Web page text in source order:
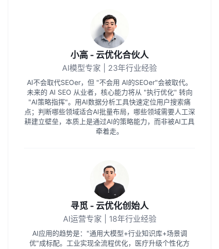
小高 - 云优化合伙人
AI模型专家 | 23年行业经验
AI不会取代SEOer，但 "不会用 AI的SEOer"会被取代。
未来的 AI SEO 从业者，核心能力将从 "执行优化" 转向
"AI策略指挥"。用AI数据分析工具快速定位用户搜索痛
点；判断哪些领域适合AI批量布局，哪些领域需要人工深
耕建立壁垒，本质上是通过AI的策略能力，而非被AI工具
牵着走。
寻觅 - 云优化创始人
AI运营专家 | 18年行业经验
AI应用的趋势是："通用大模型+行业知识库+场景调
优"成标配。工业实现全流程优化，医疗升级个性化方